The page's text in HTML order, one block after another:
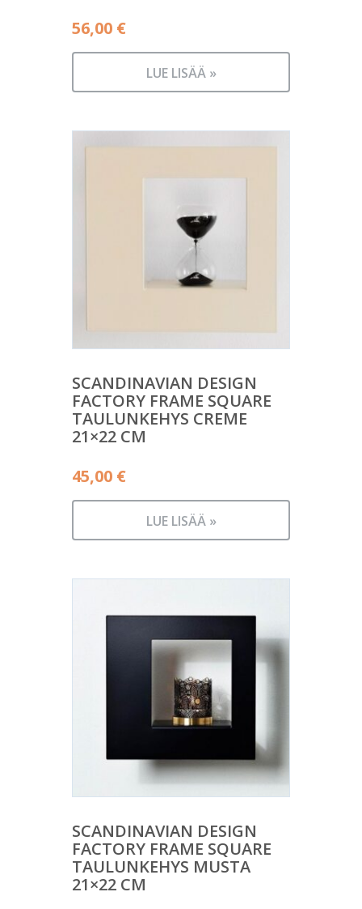
56,00 €
LUE LISÄÄ »
SCANDINAVIAN DESIGN
FACTORY FRAME SQUARE
TAULUNKEHYS CREME
21×22 CM
45,00 €
LUE LISÄÄ »
SCANDINAVIAN DESIGN
FACTORY FRAME SQUARE
TAULUNKEHYS MUSTA
21×22 CM